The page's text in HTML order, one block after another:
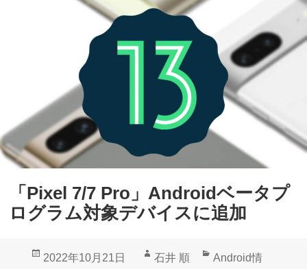
「Pixel 7/7 Pro」Androidベータプ
ログラム対象デバイスに追加
投
2022年10月21日
作
石井 順
カ
Android情